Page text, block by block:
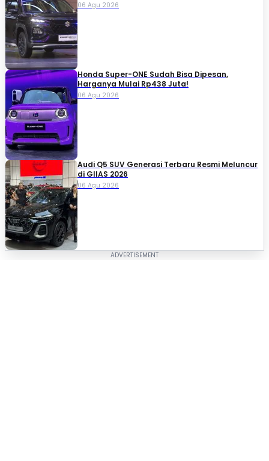
06 Agu 2026
Honda Super-ONE Sudah Bisa Dipesan,
Harganya Mulai Rp438 Juta!
06 Agu 2026
Audi Q5 SUV Generasi Terbaru Resmi Meluncur
di GIIAS 2026
06 Agu 2026